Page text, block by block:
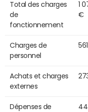
Total des charges
de
fonctionnement
1
€
Charges de
personnel
Achats et charges
externes
Dépenses de